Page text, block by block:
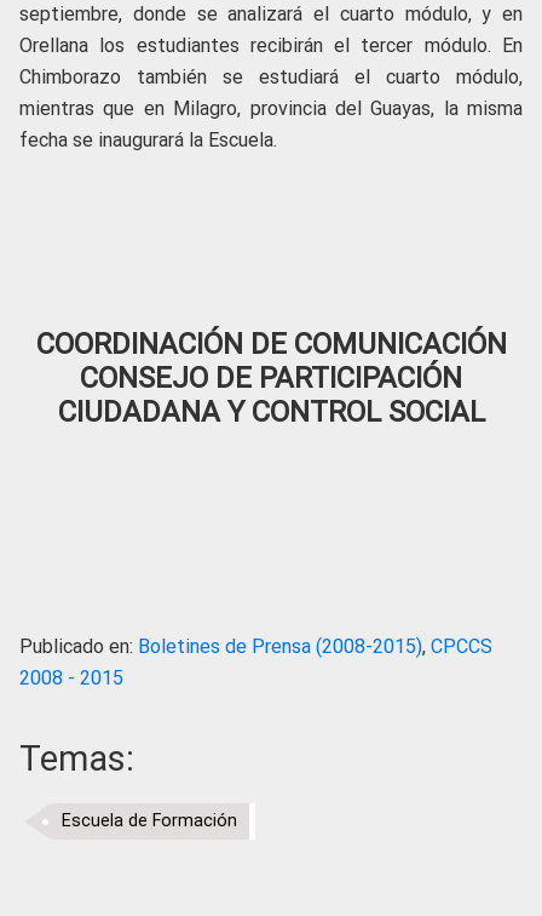
septiembre, donde se analizará el cuarto módulo, y en
Orellana los estudiantes recibirán el tercer módulo. En
Chimborazo también se estudiará el cuarto módulo,
mientras que en Milagro, provincia del Guayas, la misma
fecha se inaugurará la Escuela.
COORDINACIÓN DE COMUNICACIÓN
CONSEJO DE PARTICIPACIÓN
CIUDADANA Y CONTROL SOCIAL
Publicado en: Boletines de Prensa (2008-2015), CPCCS
2008 - 2015
Temas:
Escuela de Formación